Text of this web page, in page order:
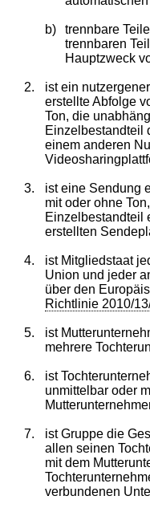
b)
trennbare
trennbaren
Hauptzweck
2.
ist ein
erstellte Abfolge
Ton, die
Einzelbestandteil
einem anderen
3.
ist eine Sendung
mit oder ohne
Einzelbestandteil
erstellten
4.
ist Mitgliedstaat
Union und jeder
über den
Richtlinie 2010/
5.
ist
mehrere
6.
ist
unmittelbar oder
7.
ist Gruppe die
allen seinen
mit dem
verbundenen